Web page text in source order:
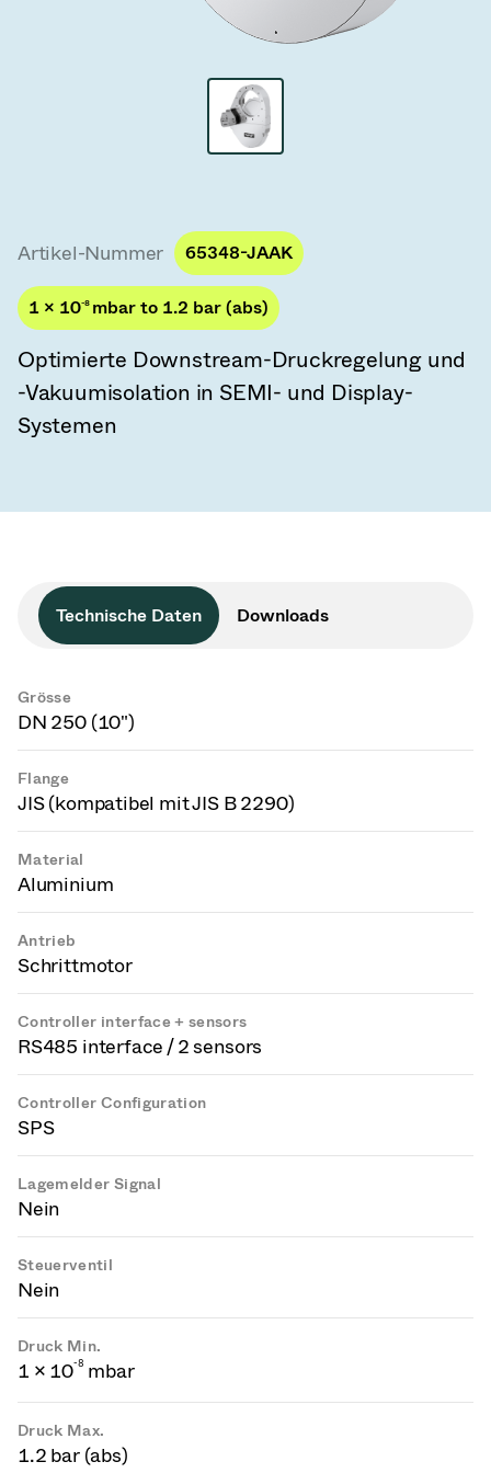
Vakuum-Transferventile
Vakuum-Mehrventilbaugruppen
ITER Vakuumventilkatalog
Vakuumventil-Technologie
Artikel-Nummer 65348-JAAK
1 × 10-8 mbar to 1.2 bar (abs)
Optimierte Downstream-Druckregelung und
-Vakuumisolation in SEMI- und Display-
Systemen
Technische Daten Downloads
Grösse
DN 250 (10")
Flange
JIS (kompatibel mit JIS B 2290)
Material
Aluminium
Antrieb
Schrittmotor
Controller interface + sensors
RS485 interface / 2 sensors
Controller Configuration
SPS
Lagemelder Signal
Nein
Steuerventil
Nein
Druck Min.
1 × 10-8 mbar
Druck Max.
1.2 bar (abs)